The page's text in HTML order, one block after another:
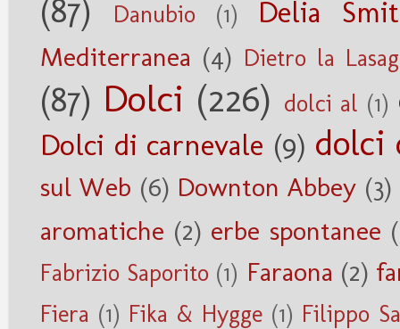
(87) Danubio (1) Delia
Mediterranea (4) Dietro la
(87) Dolci (226) dolci al (1)
Dolci di carnevale (9) dolci
sul Web (6) Downton Abbey (3)
aromatiche (2) erbe spontanee
Fabrizio Saporito (1) Faraona (2)
Fiera (1) Fika & Hygge (1) Filippo